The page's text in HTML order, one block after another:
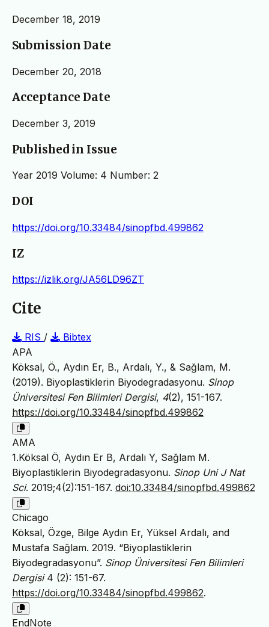
December 18, 2019
Submission Date
December 20, 2018
Acceptance Date
December 3, 2019
Published in Issue
Year 2019 Volume: 4 Number: 2
DOI
https://doi.org/10.33484/sinopfbd.499862
IZ
https://izlik.org/JA56LD96ZT
Cite
RIS /
Bibtex
APA
Köksal, Ö., Aydın Er, B., Ardalı, Y., & Sağlam, M.
(2019). Biyoplastiklerin Biyodegradasyonu. Sinop
Üniversitesi Fen Bilimleri Dergisi, 4(2), 151-167.
https://doi.org/10.33484/sinopfbd.499862
AMA
1.Köksal Ö, Aydın Er B, Ardalı Y, Sağlam M.
Biyoplastiklerin Biyodegradasyonu. Sinop Uni J Nat
Sci. 2019;4(2):151-167. doi:10.33484/sinopfbd.499862
Chicago
Köksal, Özge, Bilge Aydın Er, Yüksel Ardalı, and
Mustafa Sağlam. 2019. “Biyoplastiklerin
Biyodegradasyonu”. Sinop Üniversitesi Fen Bilimleri
Dergisi4 (2): 151-67.
https://doi.org/10.33484/sinopfbd.499862.
EndNote